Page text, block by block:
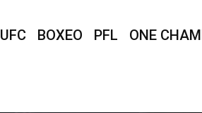
UFC BOXEO PFL ONE